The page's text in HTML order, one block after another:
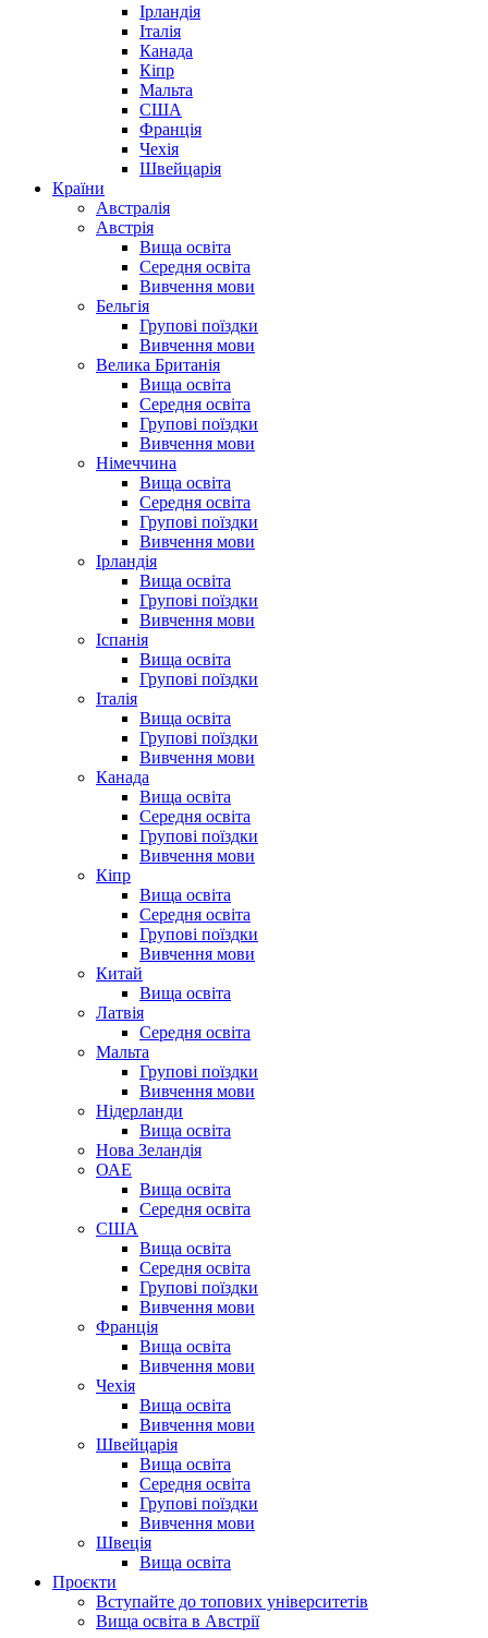
Ірландія
Італія
Канада
Кіпр
Мальта
США
Франція
Чехія
Швейцарія
Країни
Австралія
Австрія
Вища освіта
Середня освіта
Вивчення мови
Бельгія
Групові поїздки
Вивчення мови
Велика Британія
Вища освіта
Середня освіта
Групові поїздки
Вивчення мови
Німеччина
Вища освіта
Середня освіта
Групові поїздки
Вивчення мови
Ірландія
Вища освіта
Групові поїздки
Вивчення мови
Іспанія
Вища освіта
Групові поїздки
Італія
Вища освіта
Групові поїздки
Вивчення мови
Канада
Вища освіта
Середня освіта
Групові поїздки
Вивчення мови
Кіпр
Вища освіта
Середня освіта
Групові поїздки
Вивчення мови
Китай
Вища освіта
Латвія
Середня освіта
Мальта
Групові поїздки
Вивчення мови
Нідерланди
Вища освіта
Нова Зеландія
ОАЕ
Вища освіта
Середня освіта
США
Вища освіта
Середня освіта
Групові поїздки
Вивчення мови
Франція
Вища освіта
Вивчення мови
Чехія
Вища освіта
Вивчення мови
Швейцарія
Вища освіта
Середня освіта
Групові поїздки
Вивчення мови
Швеція
Вища освіта
Проєкти
Вступайте до топових університетів
Вища освіта в Австрії